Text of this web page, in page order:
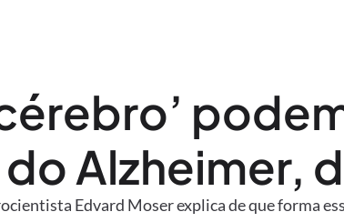
Alzheimer,
Edvard Moser explica de que forma